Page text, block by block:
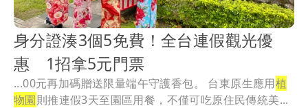
身分證湊3個5免費！全台連假觀光優
惠 1招拿5元門票
...00元再加碼贈送限量端午守護香包。 台東原生應用植
物園則推連假3天至園區用餐，不僅可吃原住民傳統美...